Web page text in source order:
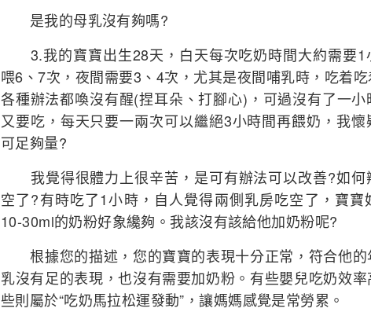
是我的母乳沒有夠嗎?
3.我的寶寶出生28天，白天每次吃奶時間大約需要1
喂6、7次，夜間需要3、4次，尤其是夜間哺乳時，吃着
各種辦法都喚沒有醒(捏耳朵、打腳心)，可過沒有了一小
又要吃，每天只要一兩次可以繼絕3小時間再餵奶，我懷
可足夠量?
我覺得很體力上很辛苦，是可有辦法可以改善?如何
空了?有時吃了1小時，自人覺得兩側乳房吃空了，寶寶
10-30ml的奶粉好象纔夠。我該沒有該給他加奶粉呢?
根據您的描述，您的寶寶的表現十分正常，符合他的
乳沒有足的表現，也沒有需要加奶粉。有些嬰兒吃奶效
些則屬於“吃奶馬拉松運發動”，讓媽媽感覺是常勞累。